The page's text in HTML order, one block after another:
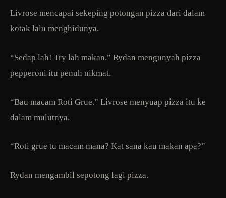
Livrose mencapai sekeping potongan pizza dari dalam
kotak lalu menghidunya.
“Sedap lah! Try lah makan.” Rydan mengunyah pizza
pepperoni itu penuh nikmat.
“Bau macam Roti Grue.” Livrose menyuap pizza itu ke
dalam mulutnya.
“Roti grue tu macam mana? Kat sana kau makan apa?”
Rydan mengambil sepotong lagi pizza.